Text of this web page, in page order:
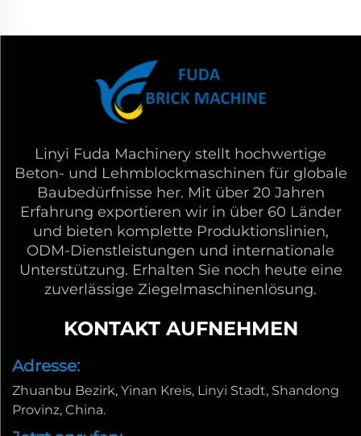
Linyi Fuda Machinery stellt hochwertige
Beton- und Lehmblockmaschinen für globale
Baubedürfnisse her. Mit über 20 Jahren
Erfahrung exportieren wir in über 60 Länder
und bieten komplette Produktionslinien,
ODM-Dienstleistungen und internationale
Unterstützung. Erhalten Sie noch heute eine
zuverlässige Ziegelmaschinenlösung.
KONTAKT AUFNEHMEN
Adresse:
Zhuanbu Bezirk, Yinan Kreis, Linyi Stadt, Shandong
Provinz, China.